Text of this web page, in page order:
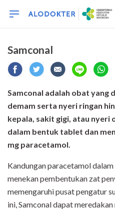
Samconal
Samconal adalah obat yang
demam serta nyeri ringan
kepala, sakit gigi, atau
dalam bentuk tablet dan
mg paracetamol.
Kandungan paracetamol
menekan pembentukan zat
memengaruhi pusat pengatur
ini, Samconal dapat